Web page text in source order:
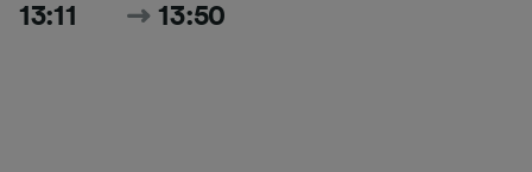
13:11 13:50